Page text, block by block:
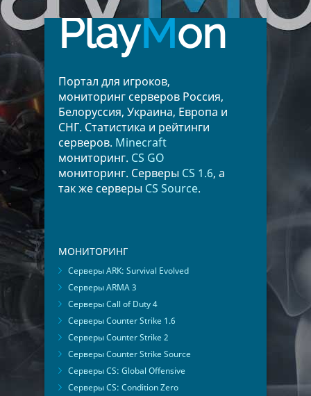
PlayMon
Портал для игроков,
мониторинг серверов Россия,
Белоруссия, Украина, Европа и
СНГ. Статистика и рейтинги
серверов. Minecraft
мониторинг. CS GO
мониторинг. Серверы CS 1.6, а
так же серверы CS Source.
МОНИТОРИНГ
Серверы ARK: Survival Evolved
Серверы ARMA 3
Серверы Call of Duty 4
Серверы Counter Strike 1.6
Серверы Counter Strike 2
Серверы Counter Strike Source
Серверы CS: Global Offensive
Серверы CS: Condition Zero